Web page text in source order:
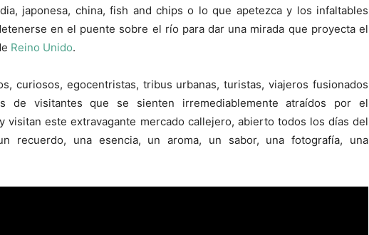
japonesa, china, fish and chips o lo que apetezca y los infaltables
en el puente sobre el río para dar una mirada que proyecta el
Reino Unido.
curiosos, egocentristas, tribus urbanas, turistas, viajeros fusionados
de visitantes que se sienten irremediablemente atraídos por el
y visitan este extravagante mercado callejero, abierto todos los días del
recuerdo, una esencia, un aroma, un sabor, una fotografía, una